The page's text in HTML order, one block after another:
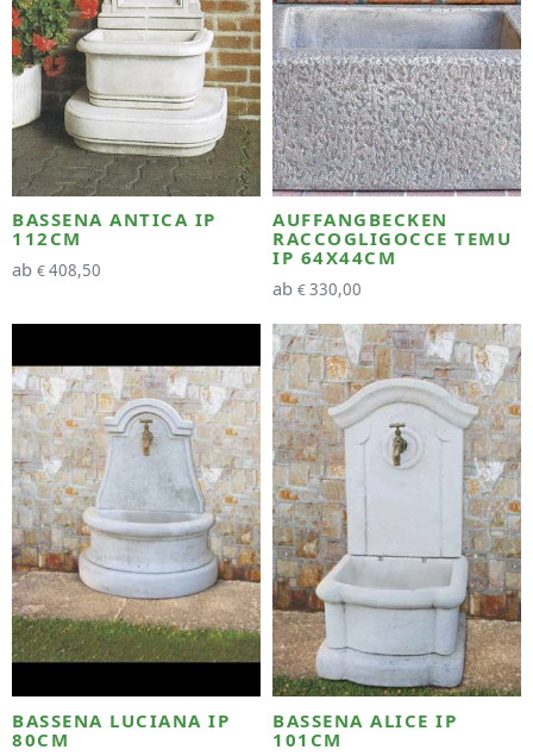
BASSENA ANTICA IP
112CM
ab €408,50
AUFFANGBECKEN
RACCOGLIGOCCE TEMU
IP 64X44CM
ab €330,00
BASSENA LUCIANA IP
80CM
BASSENA ALICE IP
101CM